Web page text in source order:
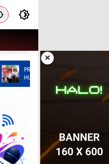
×
Konsolidasi Organisasi pada